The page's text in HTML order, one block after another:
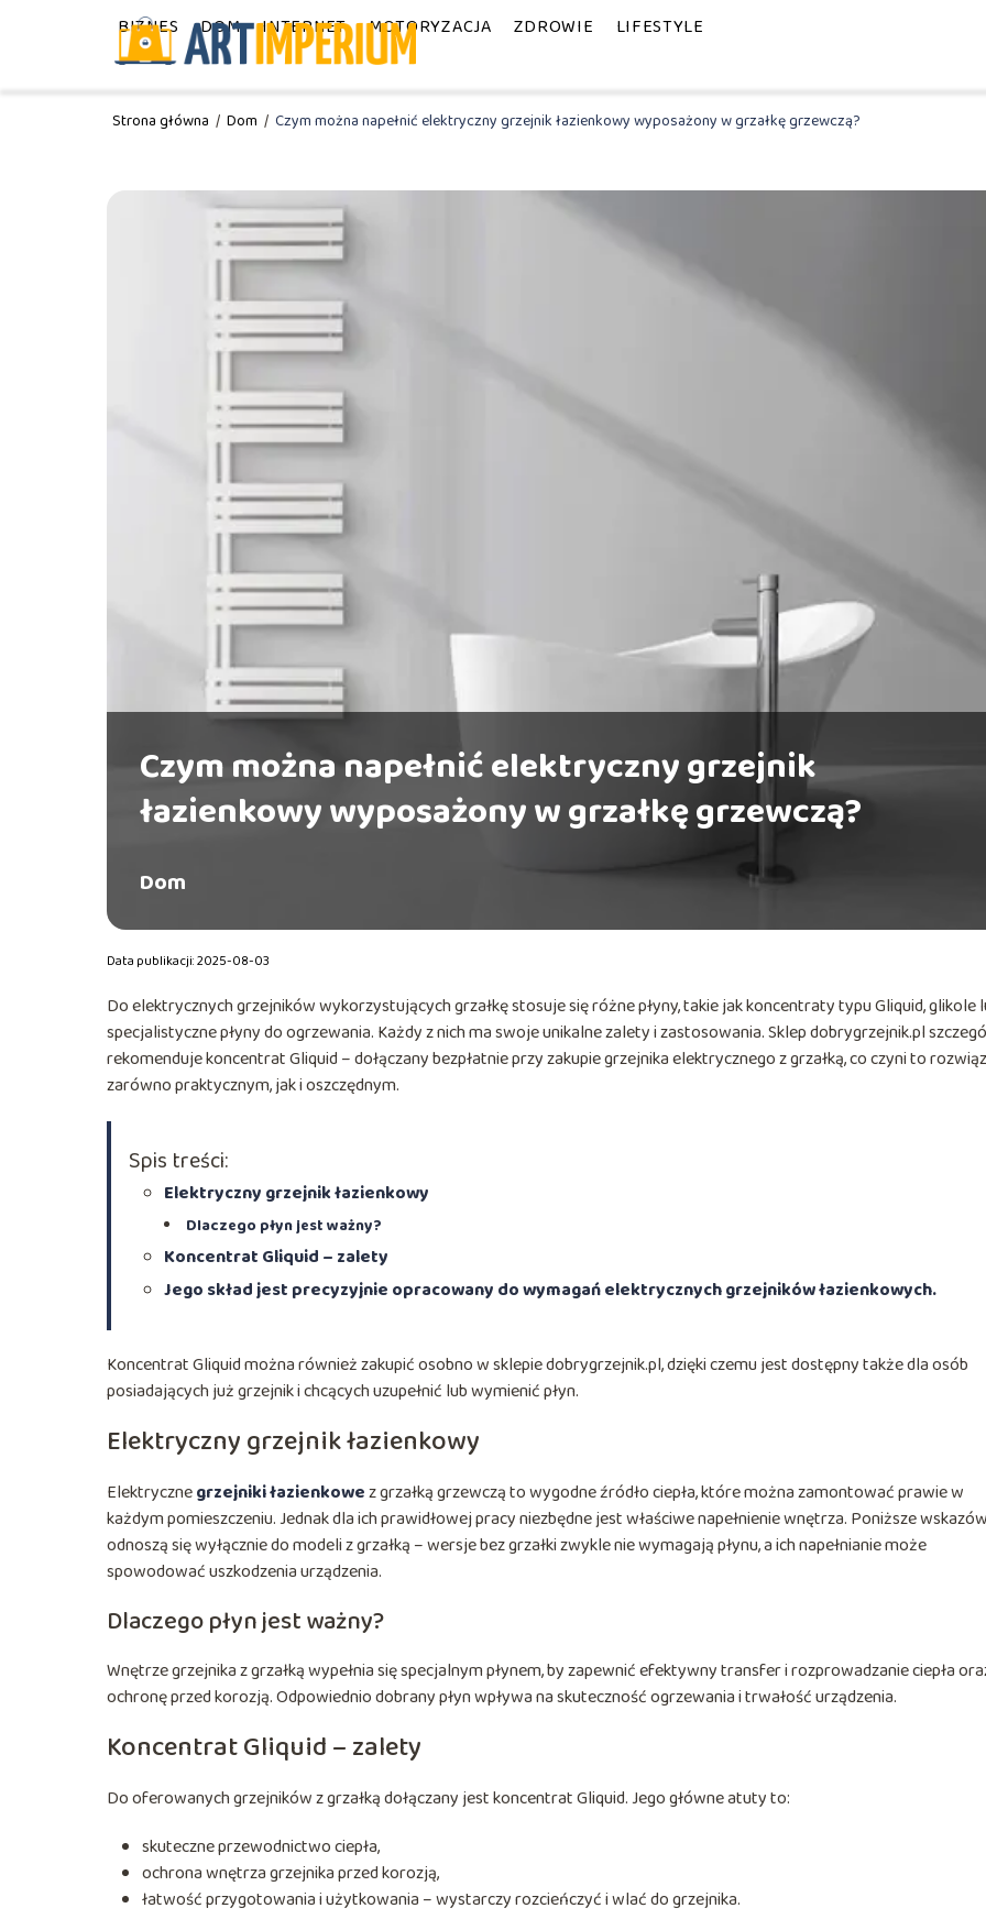
BIZNES DOM INTERNET MOTORYZACJA ZDROWIE LIFESTYLE
Strona główna / Dom / Czym można napełnić elektryczny grzejnik łazienkowy wyposażony w grzałkę grzewczą?
Czym można napełnić elektryczny grzejnik
łazienkowy wyposażony w grzałkę grzewczą?
Dom
Data publikacji: 2025-08-03
Do elektrycznych grzejników wykorzystujących grzałkę stosuje się różne płyny, takie jak koncentraty typu Gliquid, glikole
specjalistyczne płyny do ogrzewania. Każdy z nich ma swoje unikalne zalety i zastosowania. Sklep dobrygrzejnik.pl
rekomenduje koncentrat Gliquid – dołączany bezpłatnie przy zakupie grzejnika elektrycznego z grzałką, co czyni to
zarówno praktycznym, jak i oszczędnym.
Spis treści:
Elektryczny grzejnik łazienkowy
Dlaczego płyn jest ważny?
Koncentrat Gliquid – zalety
Jego skład jest precyzyjnie opracowany do wymagań elektrycznych grzejników łazienkowych.
Koncentrat Gliquid można również zakupić osobno w sklepie dobrygrzejnik.pl, dzięki czemu jest dostępny także dla osób
posiadających już grzejnik i chcących uzupełnić lub wymienić płyn.
Elektryczny grzejnik łazienkowy
Elektrycznegrzejniki łazienkowez grzałką grzewczą to wygodne źródło ciepła, które można zamontować prawie w
każdym pomieszczeniu. Jednak dla ich prawidłowej pracy niezbędne jest właściwe napełnienie wnętrza. Poniższe
odnoszą się wyłącznie do modeli z grzałką – wersje bez grzałki zwykle nie wymagają płynu, a ich napełnianie może
spowodować uszkodzenia urządzenia.
Dlaczego płyn jest ważny?
Wnętrze grzejnika z grzałką wypełnia się specjalnym płynem, by zapewnić efektywny transfer i rozprowadzanie ciepła
ochronę przed korozją. Odpowiednio dobrany płyn wpływa na skuteczność ogrzewania i trwałość urządzenia.
Koncentrat Gliquid – zalety
Do oferowanych grzejników z grzałką dołączany jest koncentrat Gliquid. Jego główne atuty to:
skuteczne przewodnictwo ciepła,
ochrona wnętrza grzejnika przed korozją,
łatwość przygotowania i użytkowania – wystarczy rozcieńczyć i wlać do grzejnika.